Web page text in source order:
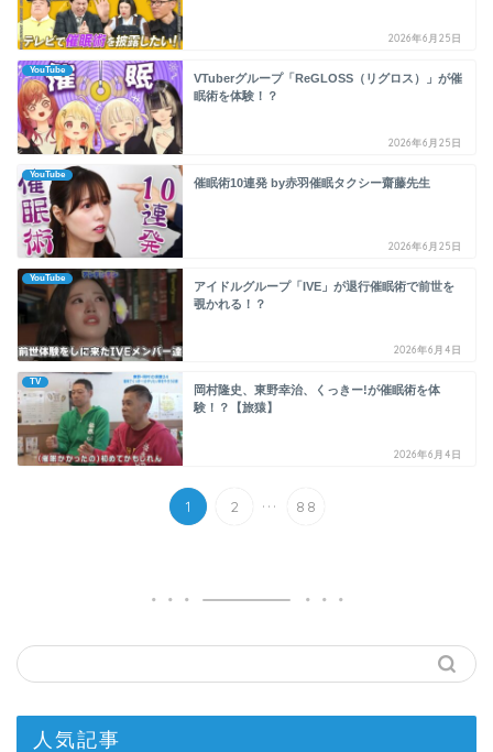
2026年6月25日
YouTube
VTuberグループ「ReGLOSS（リグロス）」が催
眠術を体験！？
2026年6月25日
YouTube
催眠術10連発 by赤羽催眠タクシー齋藤先生
2026年6月25日
YouTube
アイドルグループ「IVE」が退行催眠術で前世を
覗かれる！？
2026年6月4日
TV
岡村隆史、東野幸治、くっきー!が催眠術を体
験！？【旅猿】
2026年6月4日
1 2 ... 88
人気記事